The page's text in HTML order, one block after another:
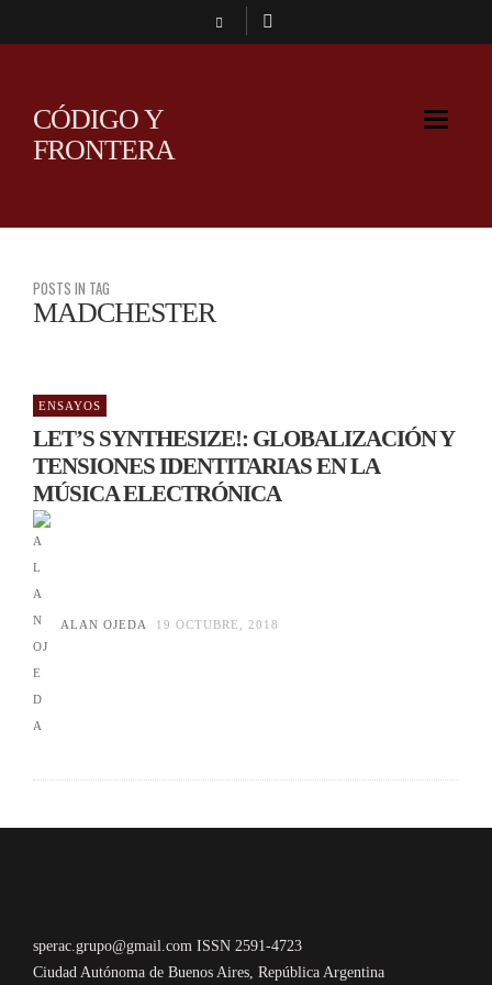
CÓDIGO Y
FRONTERA
POSTS IN TAG
MADCHESTER
ENSAYOS
LET’S SYNTHESIZE!: GLOBALIZACIÓN Y
TENSIONES IDENTITARIAS EN LA
MÚSICA ELECTRÓNICA
ALAN OJEDA 19 OCTUBRE, 2018
sperac.grupo@gmail.com ISSN 2591-4723
Ciudad Autónoma de Buenos Aires, República Argentina